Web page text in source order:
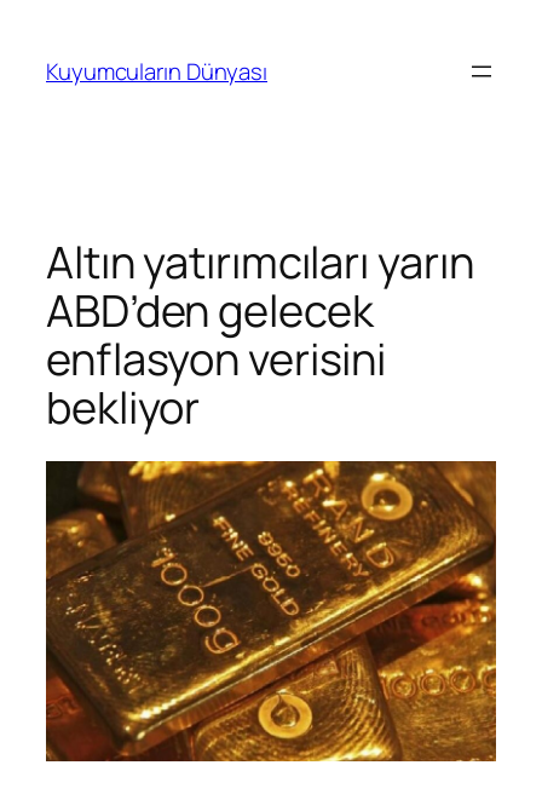
Kuyumcuların Dünyası
Altın yatırımcıları yarın
ABD’den gelecek
enflasyon verisini
bekliyor